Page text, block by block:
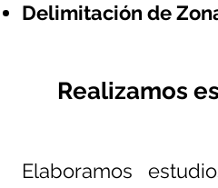
Delimitación de
Realizamos
Elaboramos